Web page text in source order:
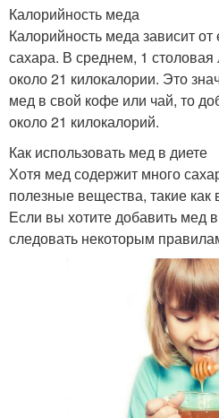
Калорийность меда
Калорийность меда зависит от
сахара. В среднем, 1
около 21 килокалории. Это
мед в свой кофе или чай, то
около 21 килокалорий.
Как использовать мед в диете
Хотя мед содержит много
полезные вещества, такие
Если вы хотите добавить мед
следовать некоторым